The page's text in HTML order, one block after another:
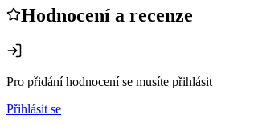
Hodnocení a recenze
Pro přidání hodnocení se musíte přihlásit
Přihlásit se